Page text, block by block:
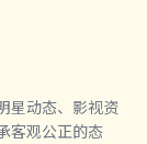
星动态、影视资
客观公正的态